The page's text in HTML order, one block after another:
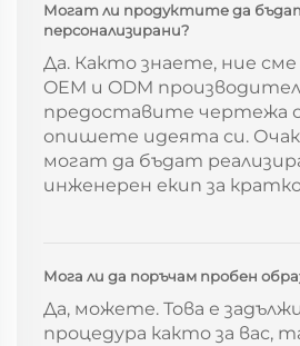
Могат ли продуктите да
персонализирани?
Да. Както знаете, ние
OEM и ODM
предоставите чертежа
опишете идеята си.
могат да бъдат
инженерен екип за
Мога ли да поръчам пробен
Да, можете. Това е
процедура както за вас,